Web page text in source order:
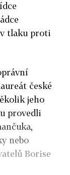
tlaku proti
české
jeho
provedli
nebo
Borise